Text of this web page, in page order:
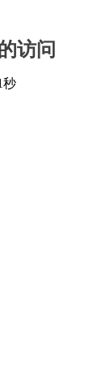
访问
秒